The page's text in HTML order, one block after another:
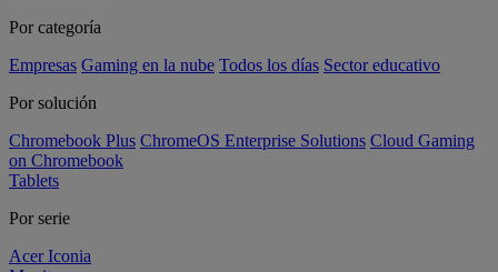
Por categoría
Empresas Gaming en la nube Todos los días Sector educativo
Por solución
Chromebook Plus ChromeOS Enterprise Solutions Cloud Gaming
on Chromebook
Tablets
Por serie
Acer Iconia